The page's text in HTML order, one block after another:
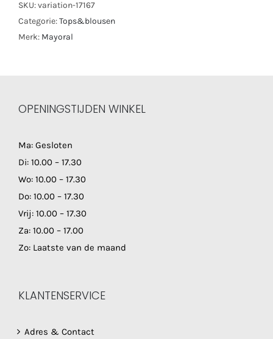
SKU:variation-17167
Categorie:Tops&blousen
Merk: Mayoral
OPENINGSTIJDEN WINKEL
Ma: Gesloten
Di: 10.00 – 17.30
Wo: 10.00 – 17.30
Do: 10.00 – 17.30
Vrij: 10.00 – 17.30
Za: 10.00 – 17.00
Zo: Laatste van de maand
KLANTENSERVICE
Adres & Contact